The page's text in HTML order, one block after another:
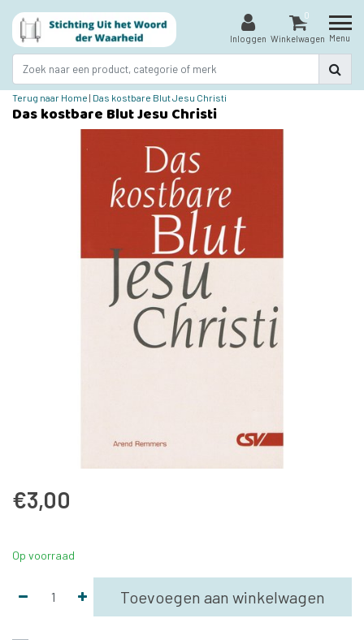
Inloggen
0
Winkelwagen Menu
Terug naar Home | Das kostbare Blut Jesu Christi
Das kostbare Blut Jesu Christi
€3,00
Op voorraad
Toevoegen aan winkelwagen